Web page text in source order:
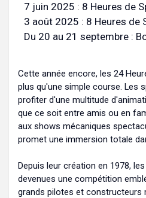
7 juin 2025 : 8 Heures de
3 août 2025 : 8 Heures de
Du 20 au 21 septembre :
Cette année encore, les 24
plus qu'une simple course. Les
profiter d'une multitude
que ce soit entre amis ou en
aux shows mécaniques
promet une immersion totale
Depuis leur création en 1978,
devenues une compétition
grands pilotes et constructeurs